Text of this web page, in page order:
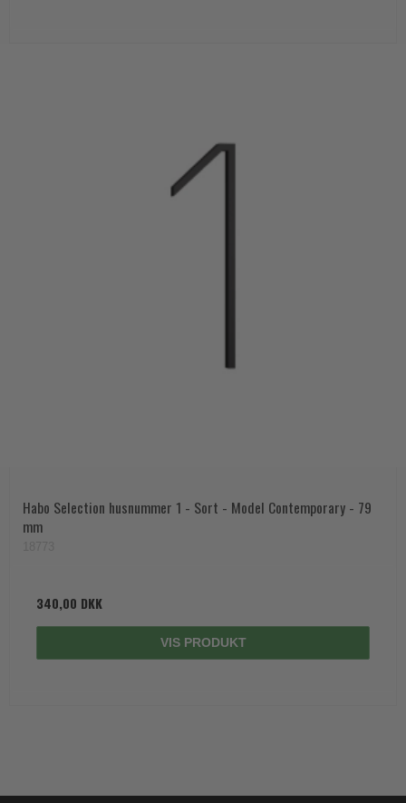
Habo Selection husnummer 1 - Sort - Model Contemporary - 79
mm
340,00 DKK
VIS PRODUKT